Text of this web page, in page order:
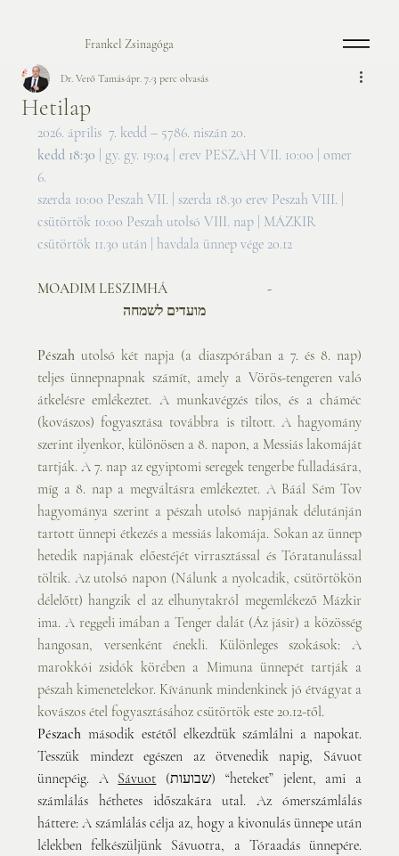
Frankel Zsinagóga
Hetilap
Dr. Verő Tamásápr. 7.3 perc olvasás
2026. április  7. kedd – 5786. niszán 20.
kedd 18:30 | gy. gy. 19:04 | erev PESZAH VII. 10:00 | omer
6.
szerda 10:00 Peszah VII. | szerda 18.30 erev Peszah VIII. |
csütörtök 10:00 Peszah utolsó VIII. nap | MÁZKIR
csütörtök 11.30 után | havdala ünnep vége 20.12
MOADIM LESZIMHÁ                            -
מועדים לשמחה
Pészah utolsó két napja (a diaszpórában a 7. és 8. nap)
teljes ünnepnapnak számít, amely a Vörös-tengeren való
átkelésre emlékeztet. A munkavégzés tilos, és a cháméc
(kovászos) fogyasztása továbbra is tiltott. A hagyomány
szerint ilyenkor, különösen a 8. napon, a Messiás lakomáját
tartják. A 7. nap az egyiptomi seregek tengerbe fulladására,
míg a 8. nap a megváltásra emlékeztet. A Báál Sém Tov
hagyománya szerint a pészah utolsó napjának délutánján
tartott ünnepi étkezés a messiás lakomája. Sokan az ünnep
hetedik napjának előestéjét virrasztással és Tóratanulással
töltik. Az utolsó napon (Nálunk a nyolcadik, csütörtökön
délelőtt) hangzik el az elhunytakról megemlékező Mázkir
ima. A reggeli imában a Tenger dalát (Áz jásir) a közösség
hangosan, versenként énekli. Különleges szokások: A
marokkói zsidók körében a Mimuna ünnepét tartják a
pészah kimenetelekor. Kívánunk mindenkinek jó étvágyat a
kovászos étel fogyasztásához csütörtök este 20.12-től.
Pészach második estétől elkezdtük számlálni a napokat.
Tesszük mindezt egészen az ötvenedik napig, Sávuot
ünnepéig. A Sávuot (שבועות) “heteket” jelent, ami a
számlálás héthetes időszakára utal. Az ómerszámlálás
háttere: A számlálás célja az, hogy a kivonulás ünnepe után
lélekben felkészüljünk Sávuotra, a Tóraadás ünnepére.